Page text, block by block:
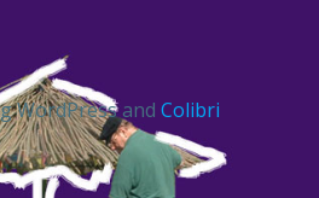
WordPress and Colibri